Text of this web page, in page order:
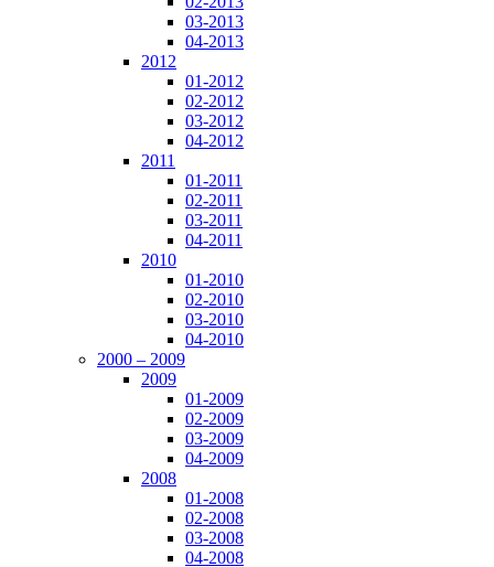
03-2013
04-2013
2012
01-2012
02-2012
03-2012
04-2012
2011
01-2011
02-2011
03-2011
04-2011
2010
01-2010
02-2010
03-2010
04-2010
2000 – 2009
2009
01-2009
02-2009
03-2009
04-2009
2008
01-2008
02-2008
03-2008
04-2008